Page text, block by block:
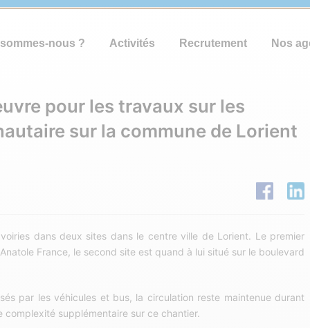
nous ? Activités Recrutement Nos
pour les travaux sur les
sur la commune de Lorient
dans deux sites dans le centre ville de Lorient. Le premier
France, le second site est quand à lui situé sur le boulevard
par les véhicules et bus, la circulation reste maintenue durant
supplémentaire sur ce chantier.